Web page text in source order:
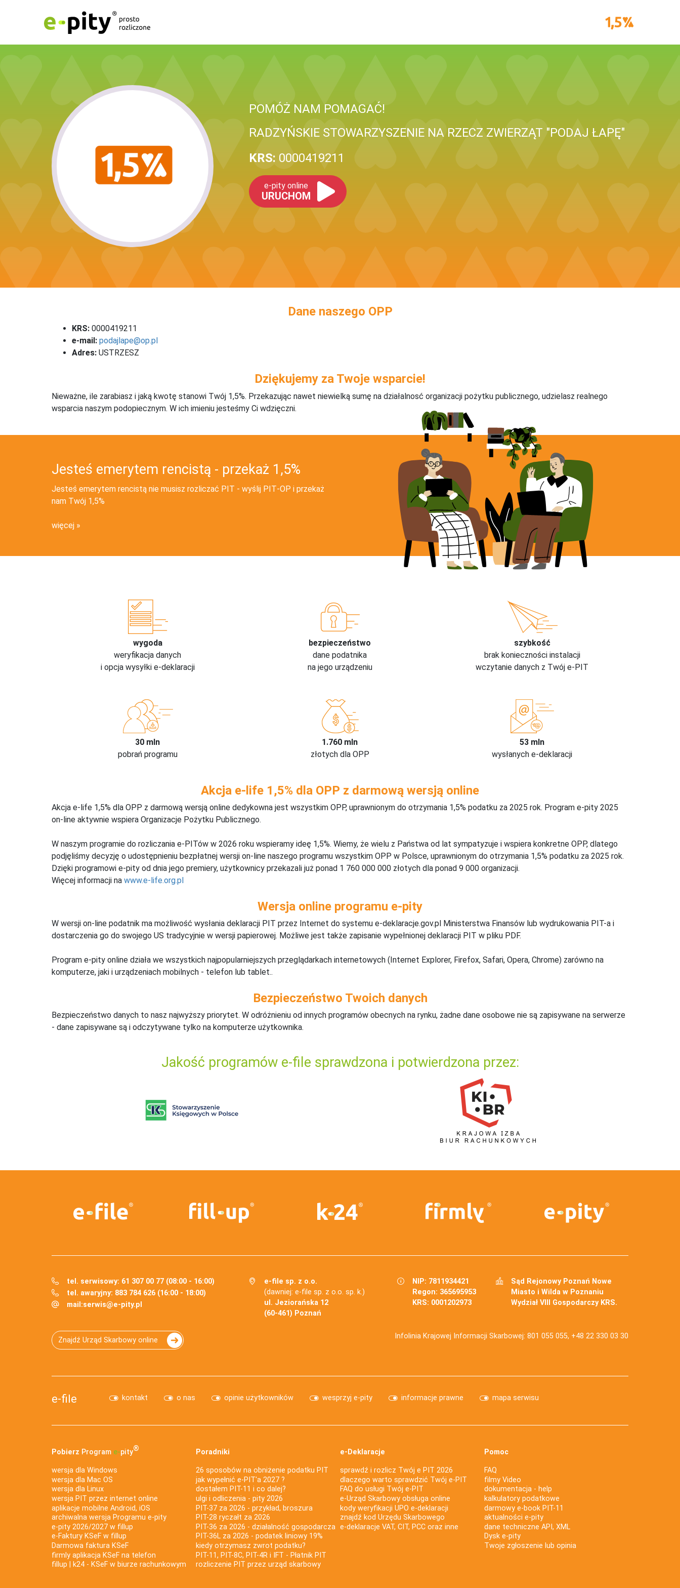
POMÓŻ NAM POMAGAĆ!
RADZYŃSKIE STOWARZYSZENIE NA RZECZ ZWIERZĄT "PODAJ ŁAPĘ"
KRS: 0000419211
e-pity online
URUCHOM
Dane naszego OPP
KRS: 0000419211
e-mail: podajlape@op.pl
Adres: USTRZESZ
Dziękujemy za Twoje wsparcie!
Nieważne, ile zarabiasz i jaką kwotę stanowi Twój 1,5%. Przekazując nawet niewielką sumę na działalnosć organizacji pożytku publicznego, udzielasz realnego
wsparcia naszym podopiecznym. W ich imieniu jesteśmy Ci wdzięczni.
Jesteś emerytem rencistą - przekaż 1,5%
Jesteś emerytem rencistą nie musisz rozliczać PIT - wyślij PIT‑OP i przekaż
nam Twój 1,5%
więcej
wygoda
weryfikacja danych
i opcja wysyłki e-deklaracji
bezpieczeństwo
dane podatnika
na jego urządzeniu
szybkość
brak konieczności instalacji
wczytanie danych z Twój e-PIT
30 mln
pobrań programu
1.760 mln
złotych dla OPP
53 mln
wysłanych e-deklaracji
Akcja e-life 1,5% dla OPP z darmową wersją online
Akcja e-life 1,5% dla OPP z darmową wersją online dedykowna jest wszystkim OPP, uprawnionym do otrzymania 1,5% podatku za 2025 rok. Program e-pity 2025
on-line aktywnie wspiera Organizacje Pożytku Publicznego.
W naszym programie do rozliczania e-PITów w 2026 roku wspieramy ideę 1,5%. Wiemy, że wielu z Państwa od lat sympatyzuje i wspiera konkretne OPP, dlatego
podjęliśmy decyzję o udostępnieniu bezpłatnej wersji on-line naszego programu wszystkim OPP w Polsce, uprawnionym do otrzymania 1,5% podatku za 2025 rok.
Dzięki programowi e-pity od dnia jego premiery, użytkownicy przekazali już ponad 1 760 000 000 złotych dla ponad 9 000 organizacji.
Więcej informacji na www.e-life.org.pl
Wersja online programu e-pity
W wersji on-line podatnik ma możliwość wysłania deklaracji PIT przez Internet do systemu e-deklaracje.gov.pl Ministerstwa Finansów lub wydrukowania PIT-a i
dostarczenia go do swojego US tradycyjnie w wersji papierowej. Możliwe jest także zapisanie wypełnionej deklaracji PIT w pliku PDF.
Program e-pity online działa we wszystkich najpopularniejszych przeglądarkach internetowych (Internet Explorer, Firefox, Safari, Opera, Chrome) zarówno na
komputerze, jaki i urządzeniach mobilnych - telefon lub tablet..
Bezpieczeństwo Twoich danych
Bezpieczeństwo danych to nasz najwyższy priorytet. W odróżnieniu od innych programów obecnych na rynku, żadne dane osobowe nie są zapisywane na serwerze
- dane zapisywane są i odczytywane tylko na komputerze użytkownika.
Jakość programów e-file sprawdzona i potwierdzona przez:
tel. serwisowy: 61 307 00 77 (08:00 - 16:00)
tel. awaryjny: 883 784 626 (16:00 - 18:00)
mail:serwis@e-pity.pl
e-file sp. z o.o.
(dawniej: e-file sp. z o.o. sp. k.)
ul. Jeziorańska 12
(60-461) Poznań
NIP: 7811934421
Regon: 365695953
KRS: 0001202973
Sąd Rejonowy Poznań Nowe
Miasto i Wilda w Poznaniu
Wydział VIII Gospodarczy KRS.
Znajdź Urząd Skarbowy online Infolinia Krajowej Informacji Skarbowej: 801 055 055, +48 22 330 03 30
e-file kontakt o nas opinie użytkowników wesprzyj e-pity informacje prawne mapa serwisu
Pobierz Program e‑pity®
wersja dla Windows
wersja dla Mac OS
wersja dla Linux
wersja PIT przez internet online
aplikacje mobilne Android, iOS
archiwalna wersja Programu e-pity
e-pity 2026/2027 w fillup
e‑Faktury KSeF w fillup
Darmowa faktura KSeF
firmly aplikacja KSeF na telefon
fillup | k24 - KSeF w biurze rachunkowym
Poradniki
26 sposobów na obniżenie podatku PIT
jak wypełnić e-PIT'a 2027 ?
dostałem PIT-11 i co dalej?
ulgi i odliczenia - pity 2026
PIT-37 za 2026 - przykład, broszura
PIT-28 ryczałt za 2026
PIT-36 za 2026 - działalność gospodarcza
PIT-36L za 2026 - podatek liniowy 19%
kiedy otrzymasz zwrot podatku?
PIT-11, PIT-8C, PIT-4R i IFT - Płatnik PIT
rozliczenie PIT przez urząd skarbowy
e-Deklaracje
sprawdź i rozlicz Twój e PIT 2026
dlaczego warto sprawdzić Twój e-PIT
FAQ do usługi Twój e-PIT
e-Urząd Skarbowy obsługa online
kody weryfikacji UPO e-deklaracji
znajdź kod Urzędu Skarbowego
e-deklaracje VAT, CIT, PCC oraz inne
Pomoc
FAQ
filmy Video
dokumentacja - help
kalkulatory podatkowe
darmowy e-book PIT-11
aktualności e-pity
dane techniczne API, XML
Dysk e-pity
Twoje zgłoszenie lub opinia